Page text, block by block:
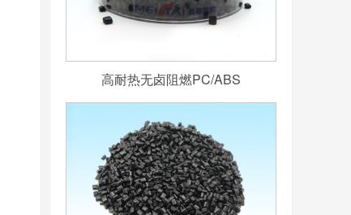
高耐热无卤阻燃PC/ABS